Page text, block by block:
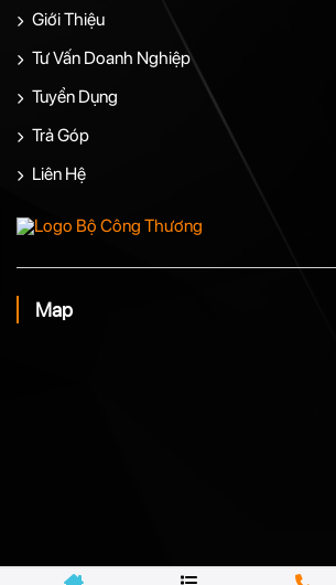
Giới Thiệu
Tư Vấn Doanh Nghiệp
Tuyển Dụng
Trả Góp
Liên Hệ
Map